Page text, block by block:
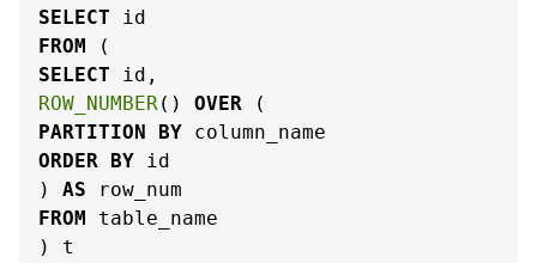
SELECT
FROM
SELECT
ROW_NUMBER() OVER
PARTITION
BY
ORDER BY id
) AS
FROM table_name